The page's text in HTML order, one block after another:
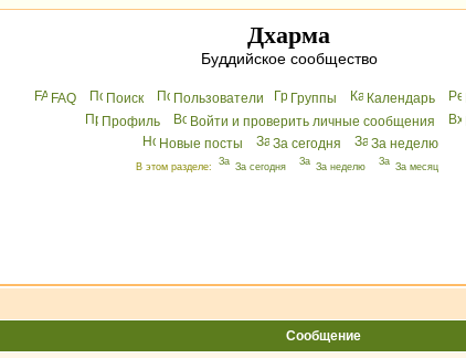
Дхарма
Буддийское сообщество
FAQ Поиск Пользователи Группы Календарь
Профиль
Войти и проверить личные сообщения
Новые посты
За сегодня За неделю
В этом разделе: За сегодня За неделю За месяц
Сообщение